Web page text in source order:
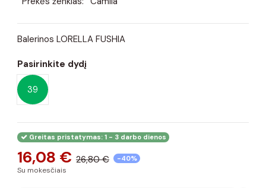
Balerinos LORELLA FUSHIA
Pasirinkite dydį
39
Greitas pristatymas: 1 - 3 darbo dienos
16,08 € 26,80 € -40%
Su mokesčiais